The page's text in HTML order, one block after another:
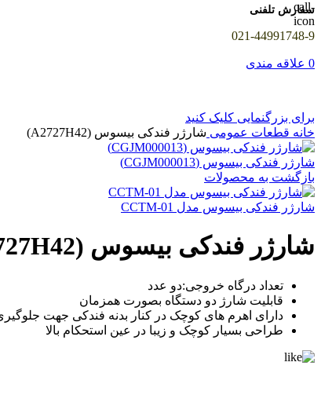
سفارش تلفنی
021-44991748-9
0 علاقه مندی
برای بزرگنمایی کلیک کنید
خانه قطعات عمومی شارژر فندکی بیسوس (A2727H42)
شارژر فندکی بیسوس (CGJM000013)
بازگشت به محصولات
شارژر فندکی بیسوس مدل CCTM-01
شارژر فندکی بیسوس (A2727H42)
تعداد درگاه خروجی:دو عدد
قابلیت شارژ دو دستگاه بصورت همزمان
دارای اهرم های کوچک در کنار بدنه فندکی جهت
طراحی بسیار کوچک و زیبا در عین استحکام بالا